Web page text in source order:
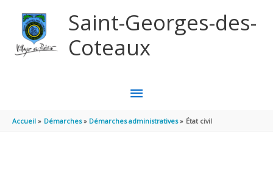
Saint-Georges-des-
Coteaux
MENU
PRINCIPAL
Accueil Démarches Démarches administratives État civil